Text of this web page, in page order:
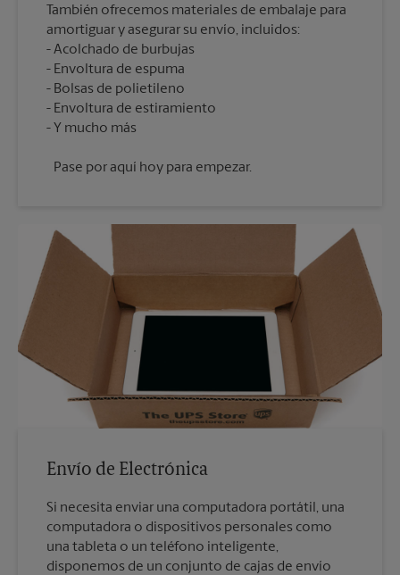
También ofrecemos materiales de embalaje para
amortiguar y asegurar su envío, incluidos:
Acolchado de burbujas
Envoltura de espuma
Bolsas de polietileno
Envoltura de estiramiento
Pase por aquí hoy para empezar.
Envío de Electrónica
Si necesita enviar una computadora portátil, una
computadora o dispositivos personales como
una tableta o un teléfono inteligente,
disponemos de un conjunto de cajas de envío